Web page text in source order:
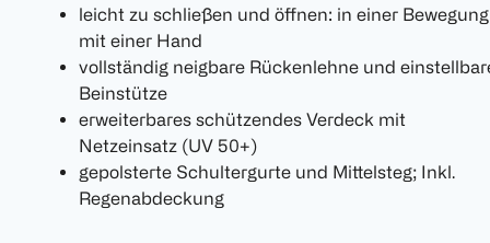
leicht zu schließen und öffnen: in einer Bewegung
mit einer Hand
vollständig neigbare Rückenlehne und
Beinstütze
erweiterbares schützendes Verdeck mit
Netzeinsatz (UV 50+)
gepolsterte Schultergurte und Mittelsteg; Inkl.
Regenabdeckung